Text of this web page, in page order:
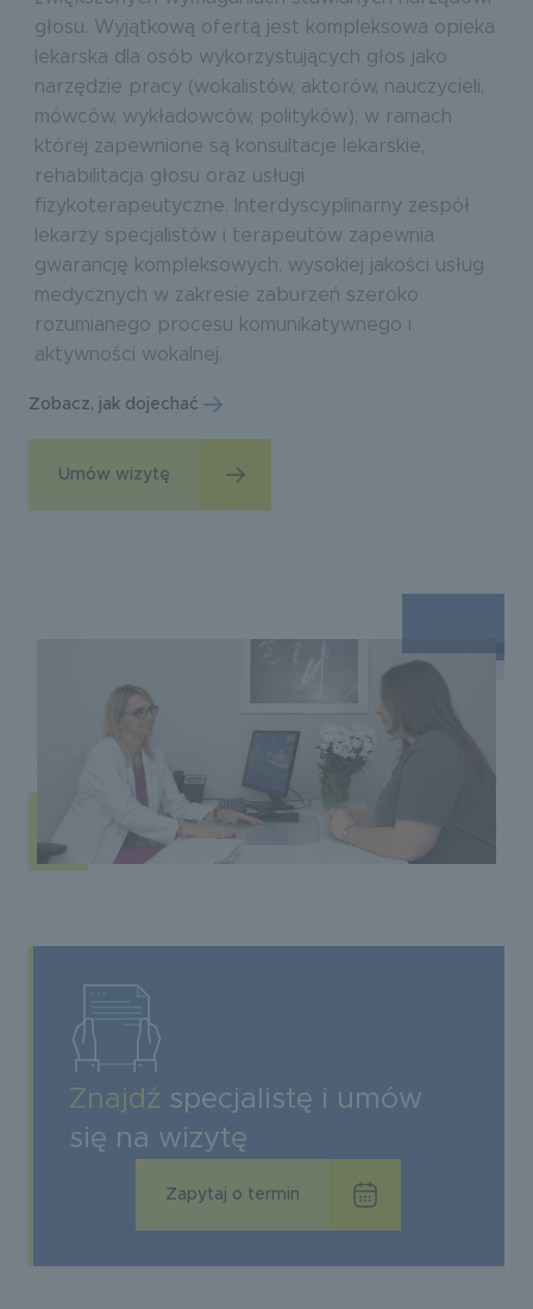
głosu. Wyjątkową ofertą jest kompleksowa opieka
lekarska dla osób wykorzystujących głos jako
narzędzie pracy (wokalistów, aktorów, nauczycieli,
mówców, wykładowców, polityków), w ramach
której zapewnione są konsultacje lekarskie,
rehabilitacja głosu oraz usługi
fizykoterapeutyczne. Interdyscyplinarny zespół
lekarzy specjalistów i terapeutów zapewnia
gwarancję kompleksowych, wysokiej jakości usług
medycznych w zakresie zaburzeń szeroko
rozumianego procesu komunikatywnego i
aktywności wokalnej.
Zobacz, jak dojechać
Umów wizytę
Znajdź specjalistę i umów
się na wizytę
Zapytaj o termin